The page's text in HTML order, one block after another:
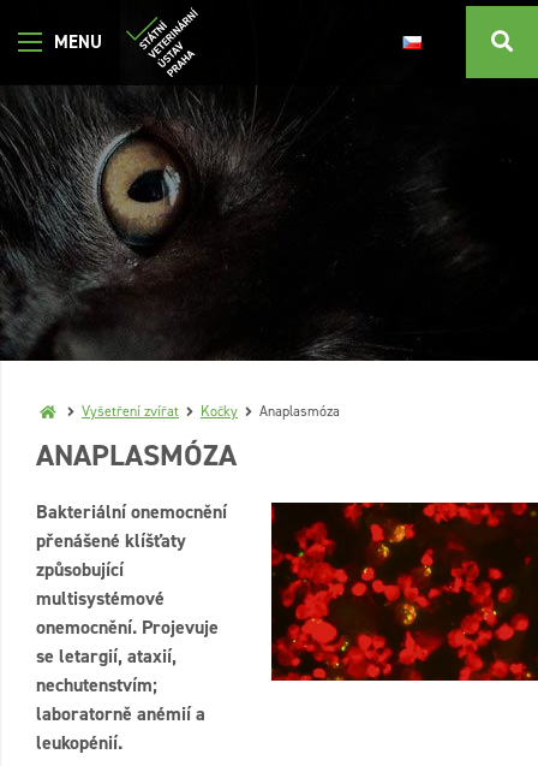
Vyšetření zvířat Kočky Anaplasmóza
ANAPLASMÓZA
Bakteriální onemocnění
přenášené klíšťaty
způsobující
multisystémové
onemocnění. Projevuje
se letargií, ataxií,
nechutenstvím;
laboratorně anémií a
leukopénií.